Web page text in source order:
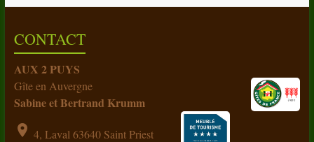
CONTACT
AUX 2 PUYS
Gîte en Auvergne
Sabine et Bertrand Krumm
location_on 4, Laval 63640 Saint Priest